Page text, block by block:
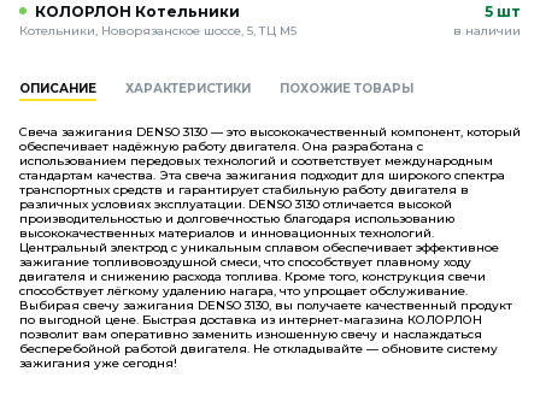
КОЛОРЛОН Котельники
Котельники, Новорязанское шоссе, 5, ТЦ М5
5 шт
в наличии
ОПИСАНИЕ ХАРАКТЕРИСТИКИ ПОХОЖИЕ ТОВАРЫ
Свеча зажигания DENSO 3130 — это высококачественный компонент, который
обеспечивает надёжную работу двигателя. Она разработана с
использованием передовых технологий и соответствует международным
стандартам качества. Эта свеча зажигания подходит для широкого спектра
транспортных средств и гарантирует стабильную работу двигателя в
различных условиях эксплуатации. DENSO 3130 отличается высокой
производительностью и долговечностью благодаря использованию
высококачественных материалов и инновационных технологий.
Центральный электрод с уникальным сплавом обеспечивает эффективное
зажигание топливовоздушной смеси, что способствует плавному ходу
двигателя и снижению расхода топлива. Кроме того, конструкция свечи
способствует лёгкому удалению нагара, что упрощает обслуживание.
Выбирая свечу зажигания DENSO 3130, вы получаете качественный продукт
по выгодной цене. Быстрая доставка из интернет-магазина КОЛОРЛОН
позволит вам оперативно заменить изношенную свечу и наслаждаться
бесперебойной работой двигателя. Не откладывайте — обновите систему
зажигания уже сегодня!